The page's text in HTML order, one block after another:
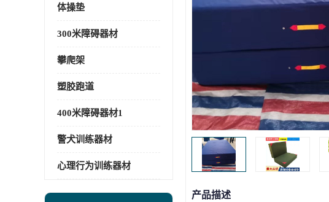
体操垫
300米障碍器材
攀爬架
塑胶跑道
400米障碍器材1
警犬训练器材
心理行为训练器材
产品描述